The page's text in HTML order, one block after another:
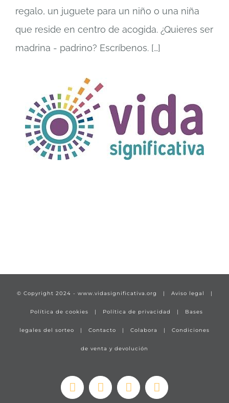
regalo, un juguete para un niño o una niña
que reside en centro de acogida. ¿Quieres ser
madrina - padrino? Escríbenos. […]
© Copyright 2024 - www.vidasignificativa.org | Aviso legal |
Política de cookies | Política de privacidad | Bases
legales del sorteo | Contacto | Colabora | Condiciones
de venta y devolución
FacebookInstagramYouTube
X